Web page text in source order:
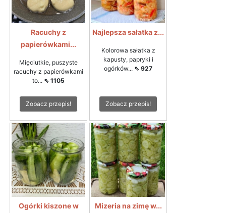
Racuchy z
papierówkami...
Mięciutkie, puszyste
racuchy z papierówkami
to... ⇖ 1105
Zobacz przepis!
Najlepsza sałatka z...
Kolorowa sałatka z
kapusty, papryki i
ogórków... ⇖ 927
Zobacz przepis!
Ogórki kiszone w
Mizeria na zimę w...